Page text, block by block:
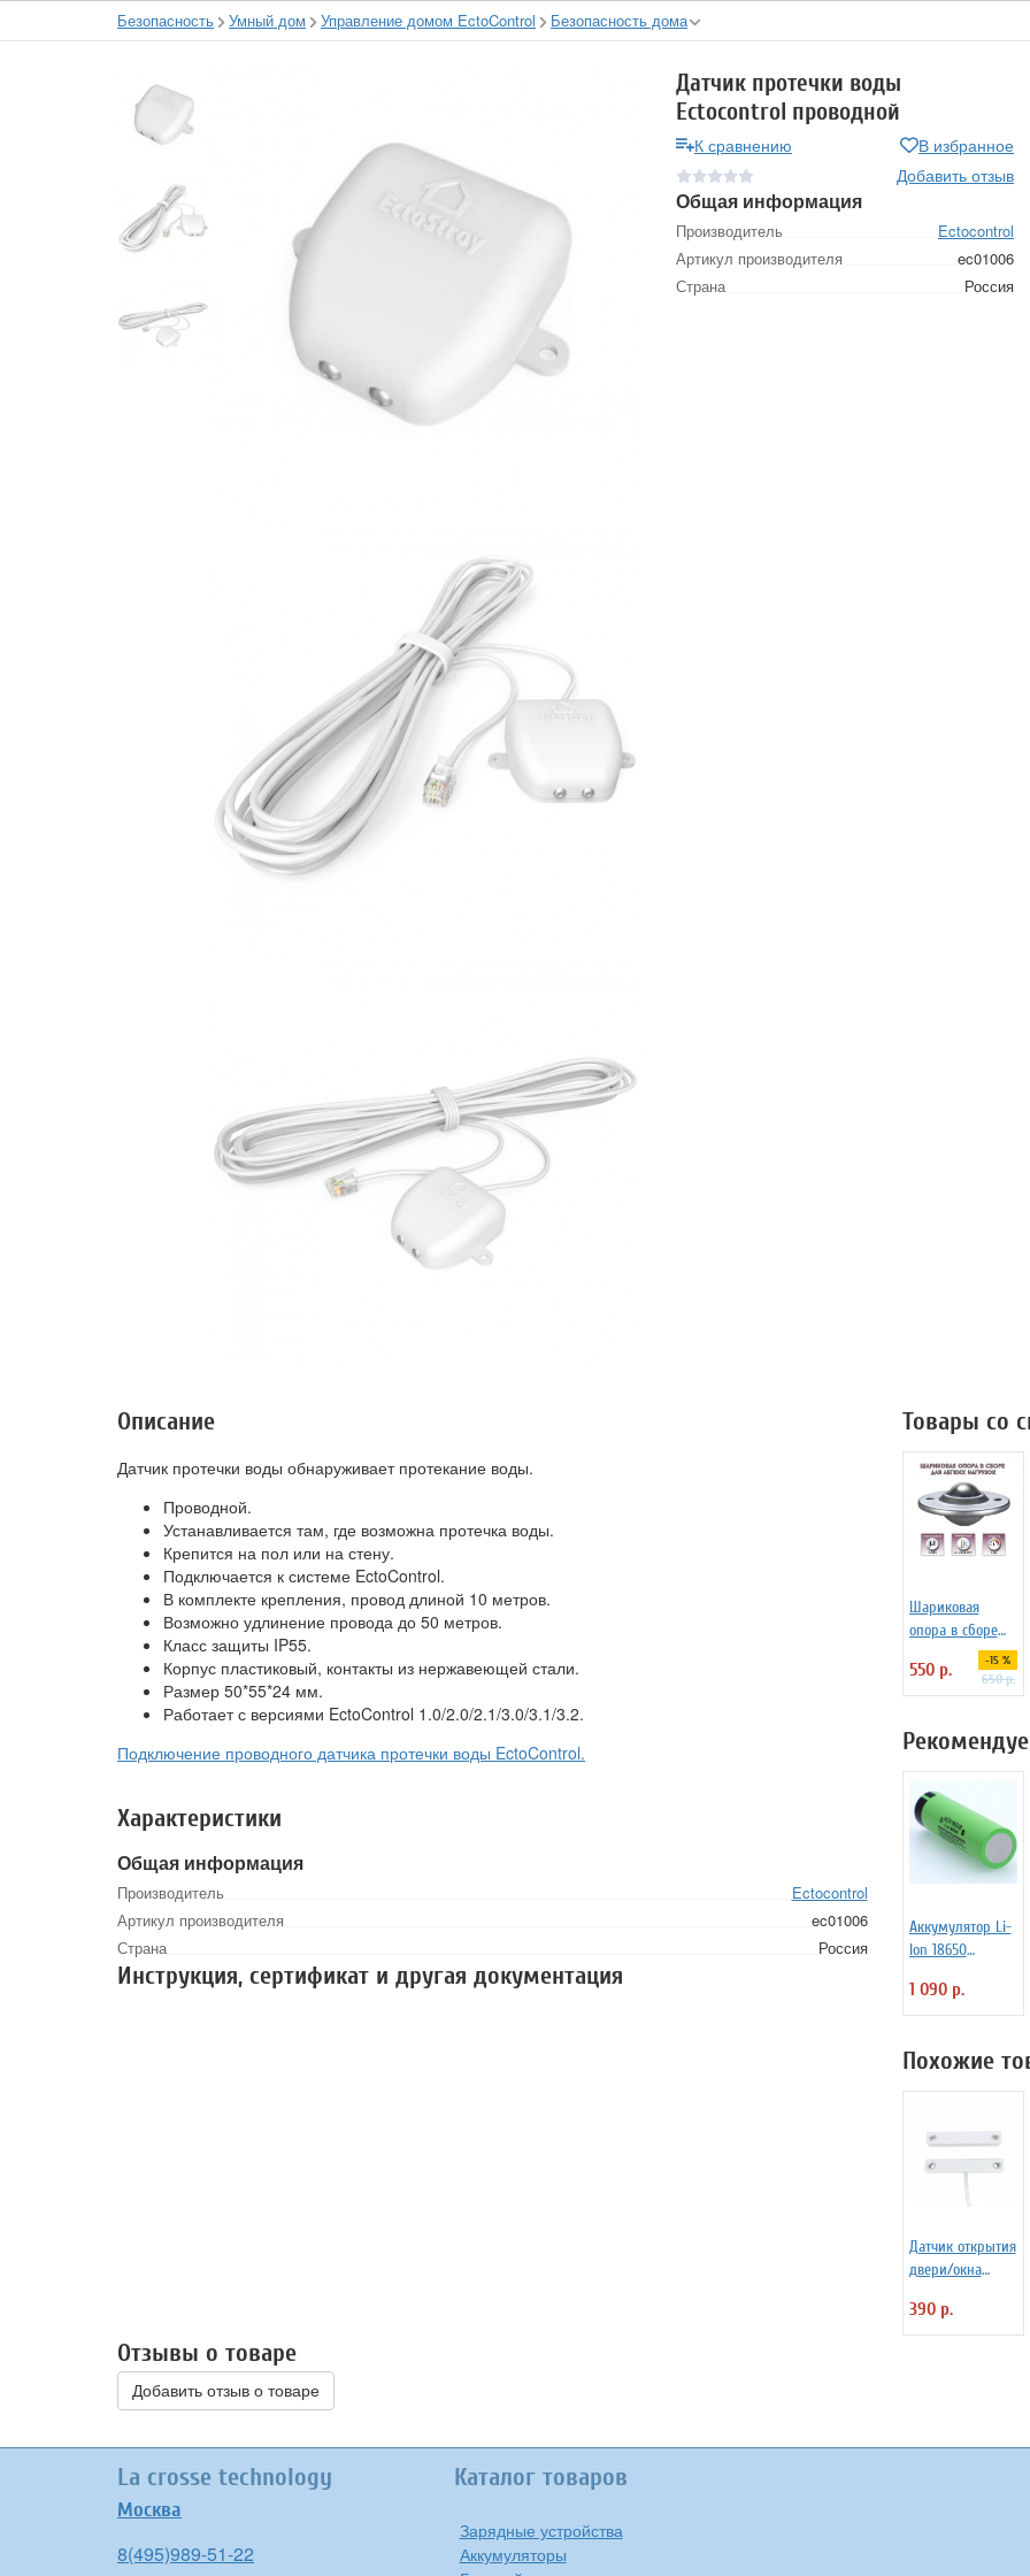
Безопасность Умный дом Управление домом EctoControl Безопасность дома
Датчик протечки воды
Ectocontrol проводной
К сравнению
В избранное
Добавить отзыв
Общая информация
Производитель
Ectocontrol
Артикул производителя
ec01006
Страна
Россия
Описание
Датчик протечки воды обнаруживает протекание воды.
Проводной.
Устанавливается там, где возможна протечка воды.
Крепится на пол или на стену.
Подключается к системе EctoControl.
В комплекте крепления, провод длиной 10 метров.
Возможно удлинение провода до 50 метров.
Класс защиты IP55.
Корпус пластиковый, контакты из нержавеющей стали.
Размер 50*55*24 мм.
Работает с версиями EctoControl 1.0/2.0/2.1/3.0/3.1/3.2.
Подключение проводного датчика протечки воды EctoControl.
Характеристики
Общая информация
Производитель
Ectocontrol
Артикул производителя
ec01006
Страна
Россия
Инструкция, сертификат и другая документация
Товары со
Шариковая
опора в сборе
перемещения
грузов Omnitrack
550 р. -15 %
650 р.
Аккумулятор Li-
Ion 18650
(ячейка
Panasonic
защиты
1 090 р.
Похожие
Датчик открытия
двери/окна
проводной
390 р.
Отзывы о товаре
Добавить отзыв о товаре
La crosse technology
Москва
8(495)989-51-22
Каталог товаров
Зарядные устройства
Аккумуляторы